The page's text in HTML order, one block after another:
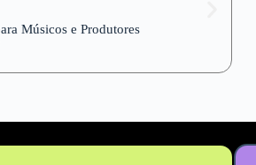
Músicos e Produtores